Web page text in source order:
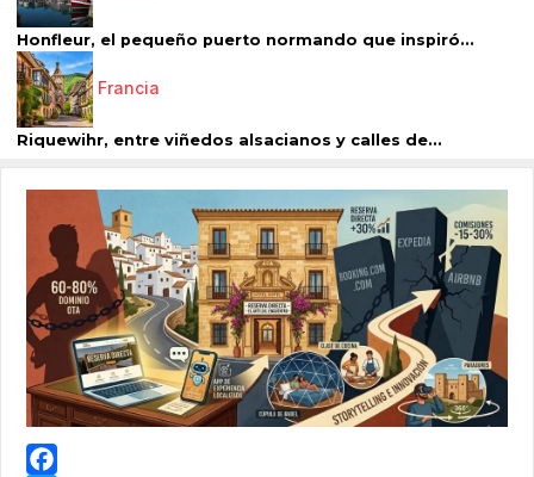
Honfleur, el pequeño puerto normando que inspiró...
Francia
Riquewihr, entre viñedos alsacianos y calles de...